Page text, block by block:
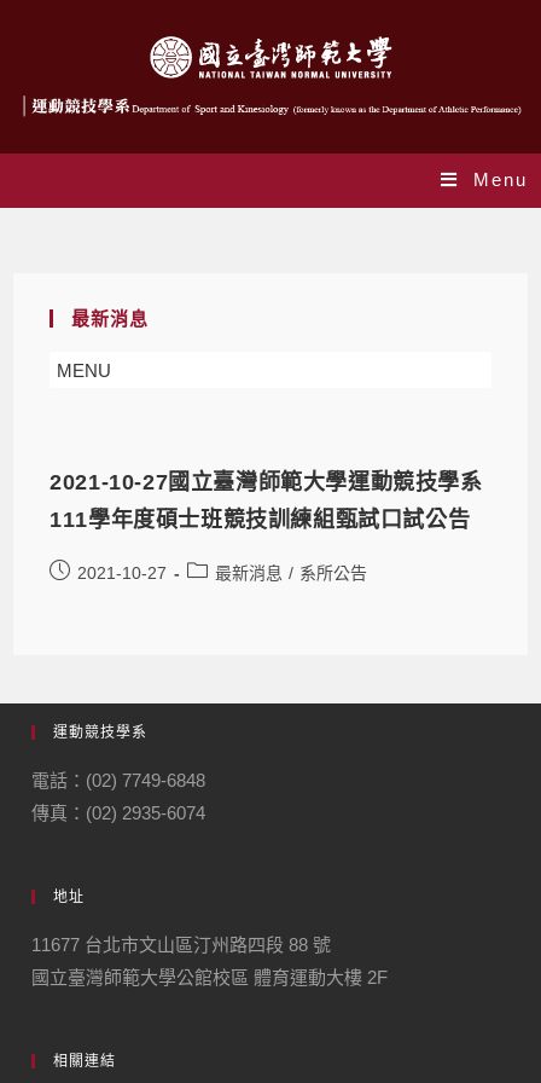
Menu
最新消息
MENU
2021-10-27國立臺灣師範大學運動競技學系
111學年度碩士班競技訓練組甄試口試公告
2021-10-27 最新消息 / 系所公告
運動競技學系
電話：(02) 7749-6848
傳真：(02) 2935-6074
地址
11677 台北市文山區汀州路四段 88 號
國立臺灣師範大學公館校區 體育運動大樓 2F
相關連結